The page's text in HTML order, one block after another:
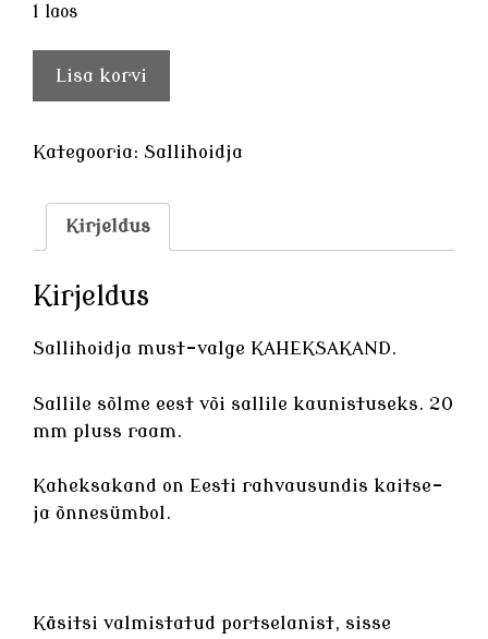
1 laos
Sallihoidja
Kaheksakand
Lisa korvi
Kategooria: Sallihoidja
Kirjeldus
Kirjeldus
Sallihoidja must-valge KAHEKSAKAND.
Sallile sõlme eest või sallile kaunistuseks. 20
mm pluss raam.
Kaheksakand on Eesti rahvausundis kaitse-
ja õnnesümbol.
Käsitsi valmistatud portselanist, sisse